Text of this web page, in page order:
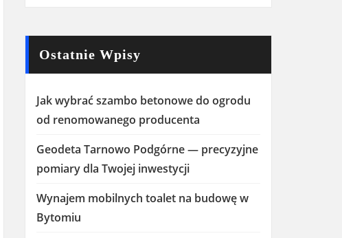
Ostatnie Wpisy
Jak wybrać szambo betonowe do ogrodu
od renomowanego producenta
Geodeta Tarnowo Podgórne — precyzyjne
pomiary dla Twojej inwestycji
Wynajem mobilnych toalet na budowę w
Bytomiu